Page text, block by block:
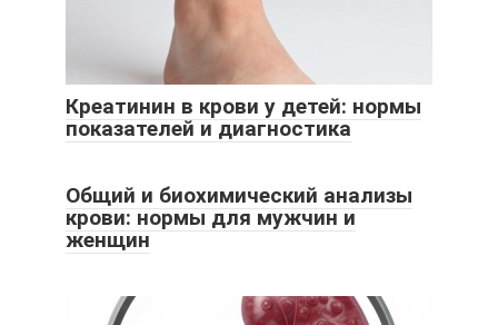
Креатинин в крови у детей: нормы
показателей и диагностика
Общий и биохимический анализы
крови: нормы для мужчин и
женщин